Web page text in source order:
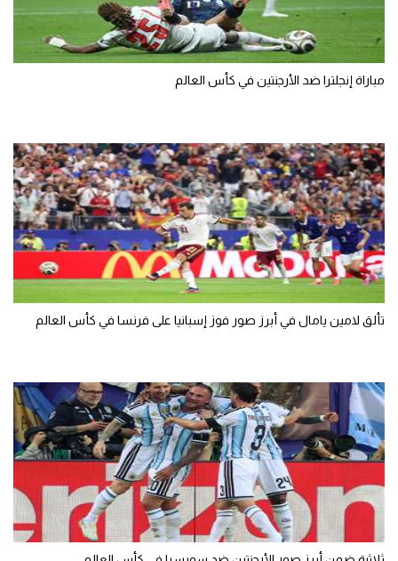
مباراة إنجلترا ضد الأرجنتين في كأس العالم
تألق لامين يامال في أبرز صور فوز إسبانيا على فرنسا في كأس العالم